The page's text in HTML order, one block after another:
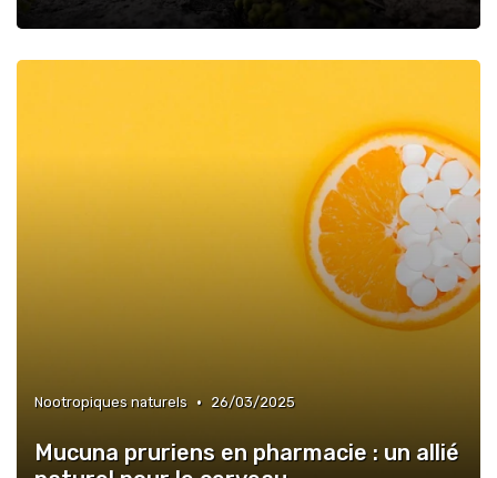
Nootropiques naturels • 26/03/2025
Mucuna pruriens en pharmacie : un allié